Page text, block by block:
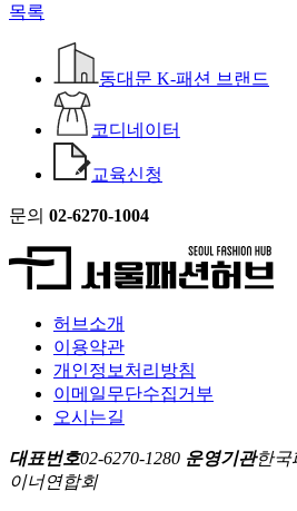
목록
동대문 K-패션 브랜드
코디네이터
교육신청
문의 02-6270-1004
허브소개
이용약관
개인정보처리방침
이메일무단수집거부
오시는길
대표번호02-6270-1280 운영기관한국
이너연합회